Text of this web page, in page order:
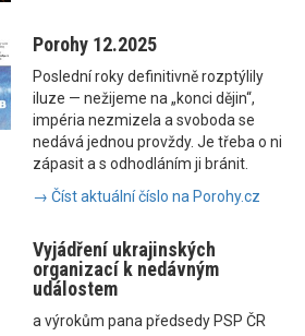
Porohy 12.2025
Poslední roky definitivně rozptýlily
iluze — nežijeme na „konci dějin“,
impéria nezmizela a svoboda se
nedává jednou provždy. Je třeba o ni
zápasit a s odhodláním ji bránit.
→ Číst aktuální číslo na Porohy.cz
Vyjádření ukrajinských
organizací k nedávným
událostem
a výrokům pana předsedy PSP ČR